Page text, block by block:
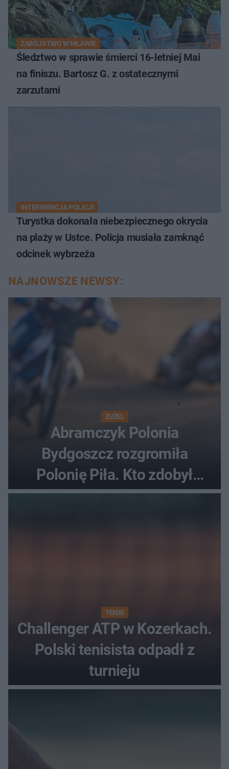
ZABÓJSTWO W MŁAWIE
Śledztwo w sprawie śmierci 16-letniej Mai
na finiszu. Bartosz G. z ostatecznymi
zarzutami
INTERWENCJA POLICJI
Turystka dokonała niebezpiecznego okrycia
na plaży w Ustce. Policja musiała zamknąć
odcinek wybrzeża
NAJNOWSZE NEWSY:
ŻUŻEL
Abramczyk Polonia
Bydgoszcz rozgromiła
Polonię Piła. Kto zdobył
najwięcej punktów?
TENIS
Challenger ATP w Kozerkach.
Polski tenisista odpadł z
turnieju